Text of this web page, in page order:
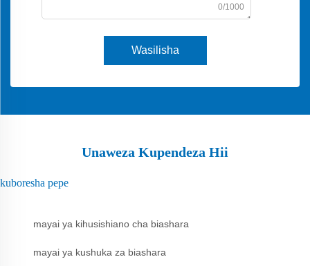
0/1000
Wasilisha
Unaweza Kupendeza Hii
kuboresha pepe
mayai ya kihusishiano cha biashara
mayai ya kushuka za biashara